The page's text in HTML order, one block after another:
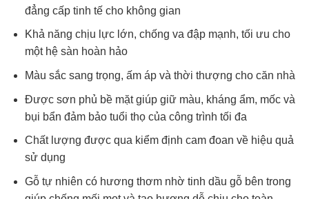
đẳng cấp tinh tế cho không gian
Khả năng chịu lực lớn, chống va đập mạnh, tối ưu cho
một hệ sàn hoàn hảo
Màu sắc sang trọng, ấm áp và thời thượng cho căn nhà
Được sơn phủ bề mặt giúp giữ màu, kháng ẩm, mốc và
bụi bẩn đảm bảo tuổi thọ của công trình tối đa
Chất lượng được qua kiểm định cam đoan về hiệu quả
sử dụng
Gỗ tự nhiên có hương thơm nhờ tinh dầu gỗ bên trong